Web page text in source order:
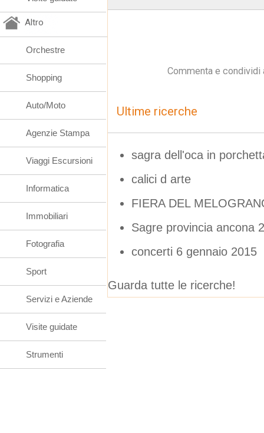
Commenta e
Ultime ricerche
sagra dell'oca in
calici d arte
FIERA DEL
Sagre provincia ancona
concerti 6 gennaio 2015
Guarda tutte le ricerche!
Altro
Orchestre
Shopping
Auto/Moto
Agenzie Stampa
Viaggi Escursioni
Informatica
Immobiliari
Fotografia
Sport
Servizi e Aziende
Visite guidate
Strumenti